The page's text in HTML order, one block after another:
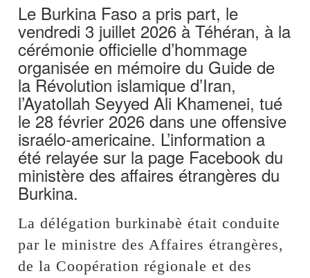
Le Burkina Faso a pris part, le
vendredi 3 juillet 2026 à Téhéran, à la
cérémonie officielle d’hommage
organisée en mémoire du Guide de
la Révolution islamique d’Iran,
l’Ayatollah Seyyed Ali Khamenei, tué
le 28 février 2026 dans une offensive
israélo-americaine. L’information a
été relayée sur la page Facebook du
ministère des affaires étrangères du
Burkina.
La délégation burkinabè était conduite
par le ministre des Affaires étrangères,
de la Coopération régionale et des